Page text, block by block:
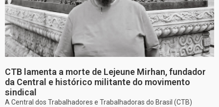
CTB lamenta a morte de Lejeune Mirhan, fundador
da Central e histórico militante do movimento
sindical
A Central dos Trabalhadores e Trabalhadoras do Brasil (CTB)